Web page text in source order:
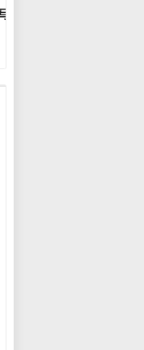
出爆款文章_
诉你答案_